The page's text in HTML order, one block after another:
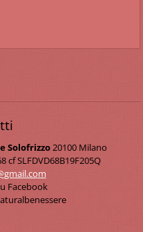
Solofrizzo20100 Milano
cf SLFDVD68B19F205Q
gmail.com
Facebook